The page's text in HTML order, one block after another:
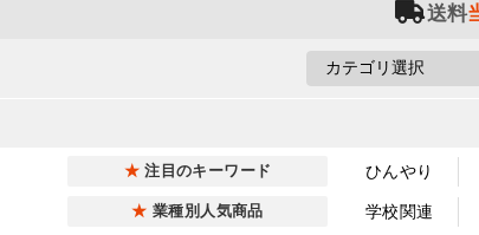
送料
注目のキーワード ひんやり
業種別人気商品 学校関連